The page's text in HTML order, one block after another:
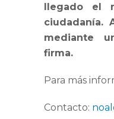
llegado el
ciudadanía.
mediante
firma.
Para más
Contacto: